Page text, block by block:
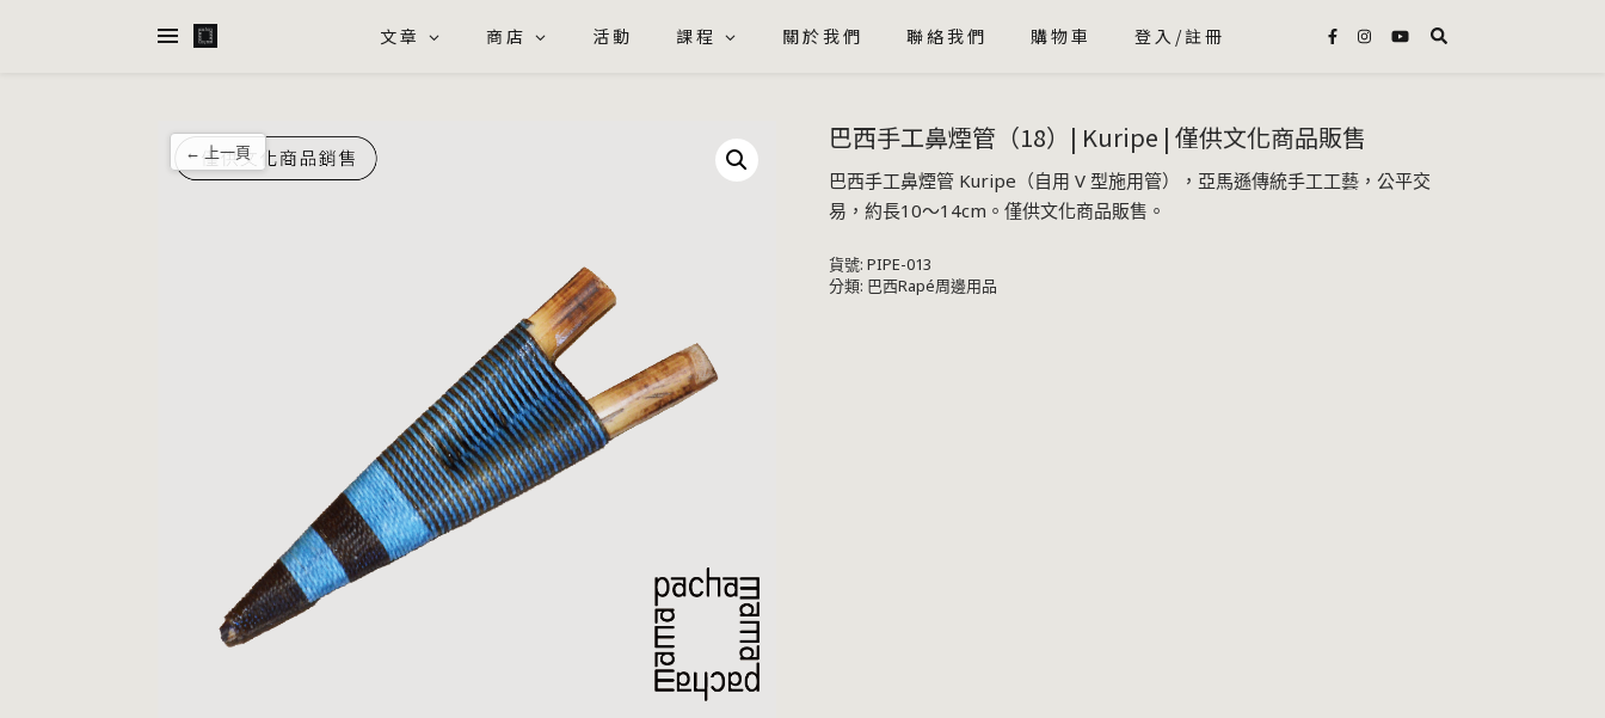
文章 商店 活動 課程 關於我們 聯絡我們 購物車 登入/註冊
← 上一頁 巴西手工鼻煙管（18）| Kuripe | 僅供文化商品販售
巴西手工鼻煙管 Kuripe（自用 V 型施用管），亞馬遜傳統手工工藝，公平交
易，約長10～14cm。僅供文化商品販售。
貨號: PIPE-013
分類: 巴西Rapé周邊用品